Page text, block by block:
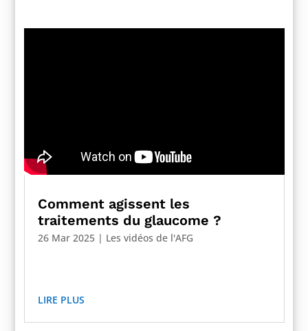
Comment agissent les
traitements du glaucome ?
26 Mar 2025| Les vidéos de l'AFG
LIRE PLUS